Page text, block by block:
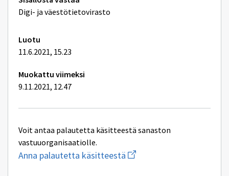
lisätiedot
Digi- ja väestötietovirasto
Luotu
11.6.2021, 15.23
Muokattu viimeksi
9.11.2021, 12.47
Voit antaa palautetta käsitteestä sanaston
vastuuorganisaatiolle.
Anna palautetta käsitteestä Aloita
uuden